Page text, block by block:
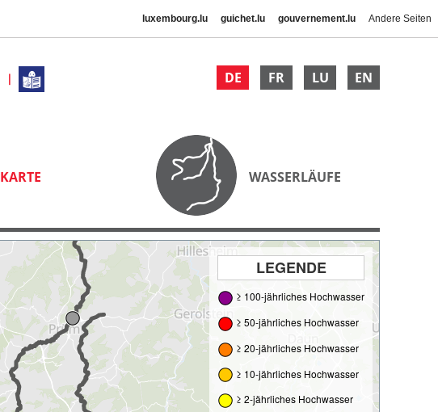
luxembourg.lu guichet.lu gouvernement.lu Andere Seiten
DE FR LU EN
KARTE WASSERLÄUFE
LEGENDE
≥ 100-jährliches Hochwasser
≥ 50-jährliches Hochwasser
≥ 20-jährliches Hochwasser
≥ 10-jährliches Hochwasser
≥ 2-jährliches Hochwasser